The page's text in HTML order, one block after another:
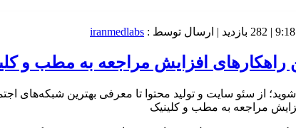
282 بازدید | ارسال توسط : iranmedlabs